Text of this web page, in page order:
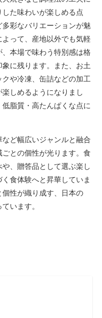
た味わいが楽しめる点
彩なバリエーションが魅
って、産地以外でも気軽
本場で味わう特別感は格
に残ります。また、お土
や冷凍、缶詰などの加工
しめるようになりまし
脂質・高たんぱくな点に
ど幅広いジャンルと融合
との個性が光ります。食
、贈答品として選ぶ楽し
食体験へと昇華していま
性が織り成す、日本の
います。